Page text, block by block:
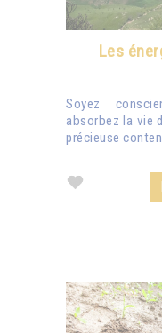
Les
Soyez
absorbez la vie
précieuse